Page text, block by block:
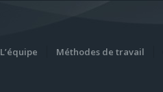
L’équipe Méthodes de travail